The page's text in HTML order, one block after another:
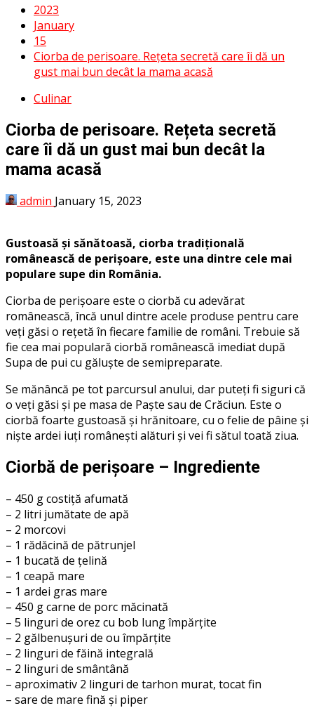
2023
January
15
Ciorba de perisoare. Rețeta secretă care îi dă un
gust mai bun decât la mama acasă
Culinar
Ciorba de perisoare. Rețeta secretă
care îi dă un gust mai bun decât la
mama acasă
admin January 15, 2023
Gustoasă și sănătoasă, ciorba tradițională
românească de perișoare, este una dintre cele mai
populare supe din România.
Ciorba de perișoare este o ciorbă cu adevărat
românească, încă unul dintre acele produse pentru care
veți găsi o rețetă în fiecare familie de români. Trebuie să
fie cea mai populară ciorbă românească imediat după
Supa de pui cu găluște de semipreparate.
Se mănâncă pe tot parcursul anului, dar puteți fi siguri că
o veți găsi și pe masa de Paște sau de Crăciun. Este o
ciorbă foarte gustoasă și hrănitoare, cu o felie de pâine și
niște ardei iuți românești alături și vei fi sătul toată ziua.
Ciorbă de perișoare – Ingrediente
– 450 g costiță afumată
– 2 litri jumătate de apă
– 2 morcovi
– 1 rădăcină de pătrunjel
– 1 bucată de țelină
– 1 ceapă mare
– 1 ardei gras mare
– 450 g carne de porc măcinată
– 5 linguri de orez cu bob lung împărțite
– 2 gălbenușuri de ou împărțite
– 2 linguri de făină integrală
– 2 linguri de smântână
– aproximativ 2 linguri de tarhon murat, tocat fin
– sare de mare fină și piper